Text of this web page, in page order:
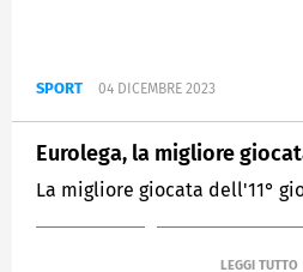
SPORT 04 DICEMBRE 2023
Eurolega, la migliore
La migliore giocata dell'11°